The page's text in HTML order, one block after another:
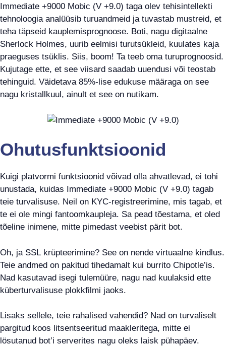
Immediate +9000 Mobic (V +9.0) taga olev tehisintellekti
tehnoloogia analüüsib turuandmeid ja tuvastab mustreid, et
teha täpseid kauplemisprognoose. Boti, nagu digitaalne
Sherlock Holmes, uurib eelmisi turutsükleid, kuulates kaja
praeguses tsüklis. Siis, boom! Ta teeb oma turuprognoosid.
Kujutage ette, et see viisard saadab uuendusi või teostab
tehinguid. Väidetava 85%-lise edukuse määraga on see
nagu kristallkuul, ainult et see on nutikam.
Ohutusfunktsioonid
Kuigi platvormi funktsioonid võivad olla ahvatlevad, ei tohi
unustada, kuidas Immediate +9000 Mobic (V +9.0) tagab
teie turvalisuse. Neil on KYC-registreerimine, mis tagab, et
te ei ole mingi fantoomkaupleja. Sa pead tõestama, et oled
tõeline inimene, mitte pimedast veebist pärit bot.
Oh, ja SSL krüpteerimine? See on nende virtuaalne kindlus.
Teie andmed on pakitud tihedamalt kui burrito Chipotle’is.
Nad kasutavad isegi tulemüüre, nagu nad kuulaksid ette
küberturvalisuse plokkfilmi jaoks.
Lisaks sellele, teie rahalised vahendid? Nad on turvaliselt
pargitud koos litsentseeritud maakleritega, mitte ei
lösutanud bot’i serverites nagu oleks laisk pühapäev.